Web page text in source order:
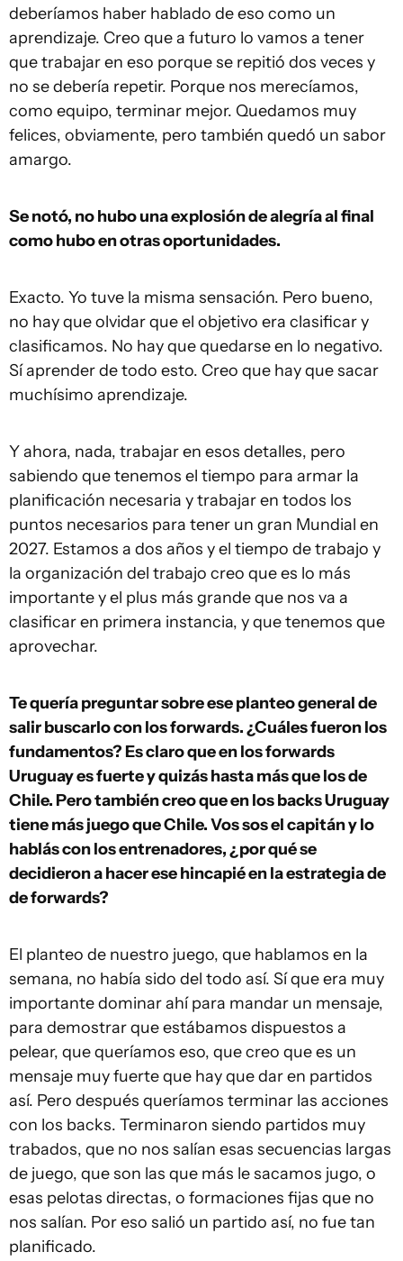
deberíamos haber hablado de eso como un
aprendizaje. Creo que a futuro lo vamos a tener
que trabajar en eso porque se repitió dos veces y
no se debería repetir. Porque nos merecíamos,
como equipo, terminar mejor. Quedamos muy
felices, obviamente, pero también quedó un sabor
amargo.
Se notó, no hubo una explosión de alegría al final
como hubo en otras oportunidades.
Exacto. Yo tuve la misma sensación. Pero bueno,
no hay que olvidar que el objetivo era clasificar y
clasificamos. No hay que quedarse en lo negativo.
Sí aprender de todo esto. Creo que hay que sacar
muchísimo aprendizaje.
Y ahora, nada, trabajar en esos detalles, pero
sabiendo que tenemos el tiempo para armar la
planificación necesaria y trabajar en todos los
puntos necesarios para tener un gran Mundial en
2027. Estamos a dos años y el tiempo de trabajo y
la organización del trabajo creo que es lo más
importante y el plus más grande que nos va a
clasificar en primera instancia, y que tenemos que
aprovechar.
Te quería preguntar sobre ese planteo general de
salir buscarlo con los forwards. ¿Cuáles fueron los
fundamentos? Es claro que en los forwards
Uruguay es fuerte y quizás hasta más que los de
Chile. Pero también creo que en los backs Uruguay
tiene más juego que Chile. Vos sos el capitán y lo
hablás con los entrenadores, ¿por qué se
decidieron a hacer ese hincapié en la estrategia de
de forwards?
El planteo de nuestro juego, que hablamos en la
semana, no había sido del todo así. Sí que era muy
importante dominar ahí para mandar un mensaje,
para demostrar que estábamos dispuestos a
pelear, que queríamos eso, que creo que es un
mensaje muy fuerte que hay que dar en partidos
así. Pero después queríamos terminar las acciones
con los backs. Terminaron siendo partidos muy
trabados, que no nos salían esas secuencias largas
de juego, que son las que más le sacamos jugo, o
esas pelotas directas, o formaciones fijas que no
nos salían. Por eso salió un partido así, no fue tan
planificado.